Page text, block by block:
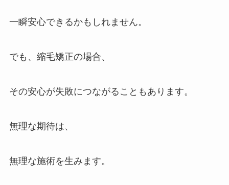
一瞬安心できるかもしれません。
でも、縮毛矯正の場合、
その安心が失敗につながることもあります。
無理な期待は、
無理な施術を生みます。